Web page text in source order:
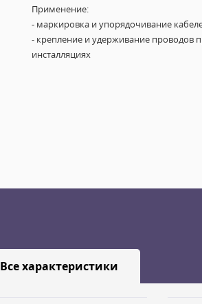
Применение:
- маркировка и упорядочивание
- крепление и удерживание проводов
инсталляциях
Все характеристики